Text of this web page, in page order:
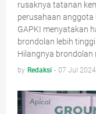
rusaknya tatanan
perusahaan anggota
GAPKI menyatakan
brondolan lebih
Hilangnya brondolan
by Redaksi - 07 Jul 2024